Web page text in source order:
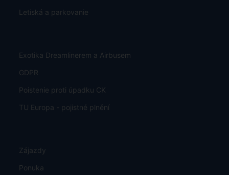
Letiská a parkovanie
Exotika Dreamlinerem a Airbusem
GDPR
Poistenie proti úpadku CK
TU Europa - pojistné plnění
Zájazdy
Ponuka